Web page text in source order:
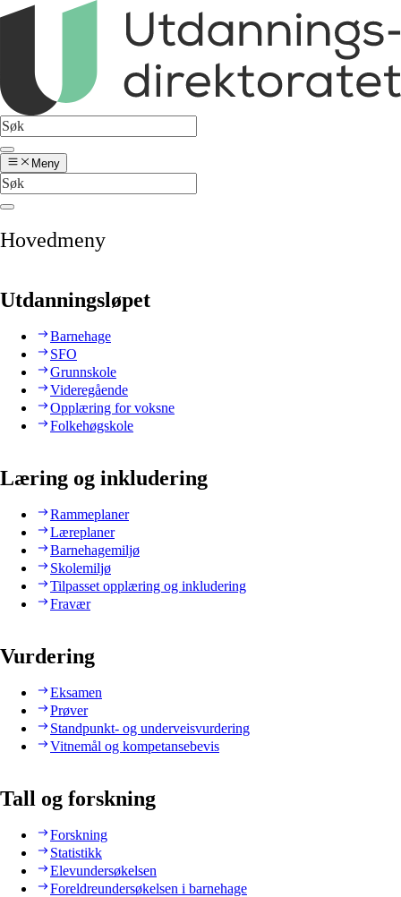
Meny
Hovedmeny
Utdanningsløpet
Barnehage
SFO
Grunnskole
Videregående
Opplæring for voksne
Folkehøgskole
Læring og inkludering
Rammeplaner
Læreplaner
Barnehagemiljø
Skolemiljø
Tilpasset opplæring og inkludering
Fravær
Vurdering
Eksamen
Prøver
Standpunkt- og underveisvurdering
Vitnemål og kompetansebevis
Tall og forskning
Forskning
Statistikk
Elevundersøkelsen
Foreldreundersøkelsen i barnehage